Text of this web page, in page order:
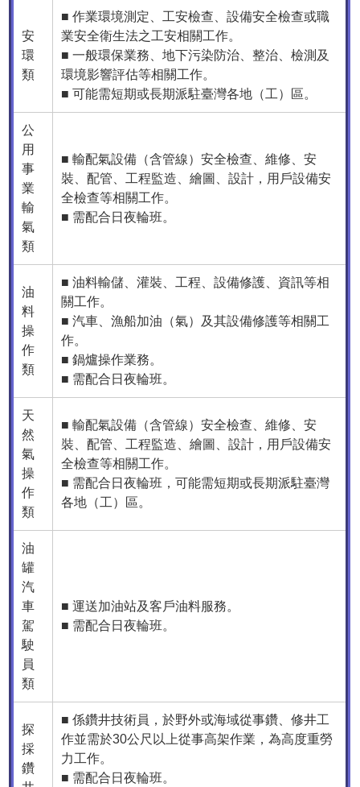
安
環
類
■ 作業環境測定、工安檢查、設備安全檢查或職
業安全衛生法之工安相關工作。
■ 一般環保業務、地下污染防治、整治、檢測及
環境影響評估等相關工作。
■ 可能需短期或長期派駐臺灣各地（工）區。
公
用
事
業
輸
氣
類
■ 輸配氣設備（含管線）安全檢查、維修、安
裝、配管、工程監造、繪圖、設計，用戶設備安
全檢查等相關工作。
■ 需配合日夜輪班。
油
料
操
作
類
■ 油料輸儲、灌裝、工程、設備修護、資訊等相
關工作。
■ 汽車、漁船加油（氣）及其設備修護等相關工
作。
■ 鍋爐操作業務。
■ 需配合日夜輪班。
天
然
氣
操
作
類
■ 輸配氣設備（含管線）安全檢查、維修、安
裝、配管、工程監造、繪圖、設計，用戶設備安
全檢查等相關工作。
■ 需配合日夜輪班，可能需短期或長期派駐臺灣
各地（工）區。
油
罐
汽
車
駕
駛
員
類
■ 運送加油站及客戶油料服務。
■ 需配合日夜輪班。
探
採
鑽
■ 係鑽井技術員，於野外或海域從事鑽、修井工
作並需於30公尺以上從事高架作業，為高度重勞
力工作。
■ 需配合日夜輪班。